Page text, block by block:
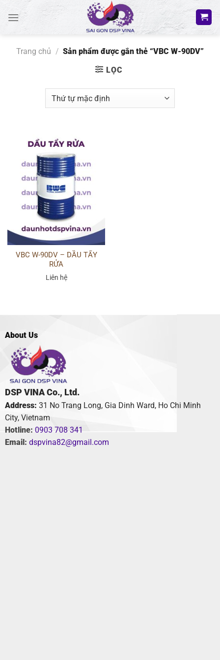
qua
Trang chủ / Sản phẩm được gắn thẻ “VBC W-90DV”
LỌC
VBC W-90DV – DẦU TẨY
RỬA
Liên hệ
About Us
DSP VINA Co., Ltd.
Address: 31 No Trang Long, Gia Dinh Ward, Ho Chi Minh
City, Vietnam
Hotline: 0903 708 341
Email: dspvina82@gmail.com